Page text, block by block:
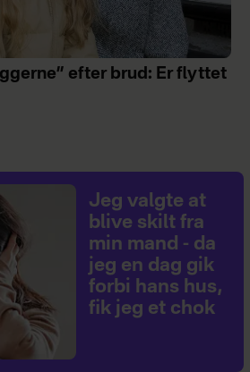
efter brud: Er flyttet
Jeg valgte at
blive skilt fra
min mand - da
jeg en dag gik
forbi hans hus,
fik jeg et chok